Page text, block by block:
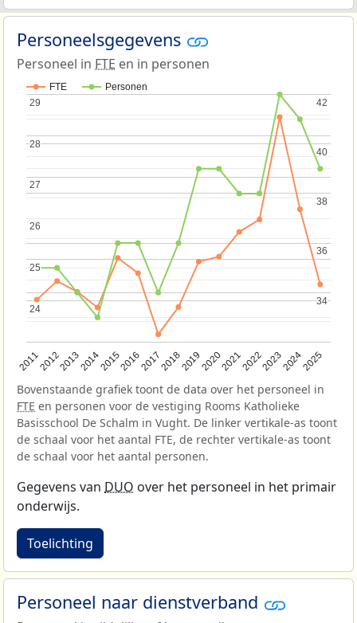
Personeelsgegevens
Personeel in FTE en in personen
FTE Personen
201120122013201420152016201720182019202020212022202320242025
24
24
25
25
26
26
27
27
28
28
29
29
34
34
36
36
38
38
40
40
42
42
Bovenstaande grafiek toont de data over het personeel in
FTE en personen voor de vestiging Rooms Katholieke
Basisschool De Schalm in Vught. De linker vertikale-as toont
de schaal voor het aantal FTE, de rechter vertikale-as toont
de schaal voor het aantal personen.
Gegevens van DUO over het personeel in het primair
onderwijs.
Toelichting
Personeel naar dienstverband